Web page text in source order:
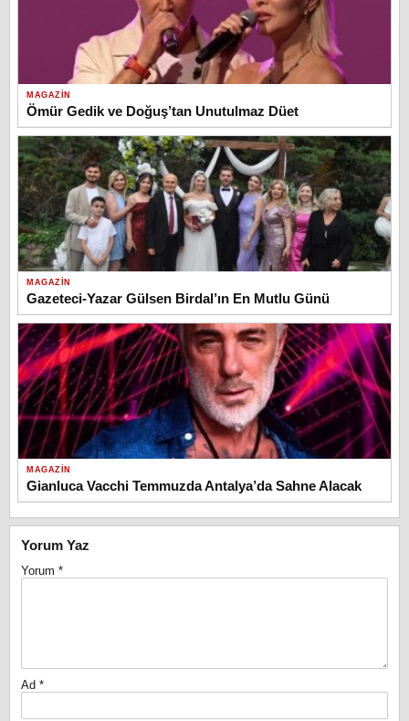
MAGAZIN
Ömür Gedik ve Doğuş’tan Unutulmaz Düet
MAGAZIN
Gazeteci-Yazar Gülsen Birdal’ın En Mutlu Günü
MAGAZIN
Gianluca Vacchi Temmuzda Antalya’da Sahne Alacak
Yorum Yaz
Yorum *
Ad *